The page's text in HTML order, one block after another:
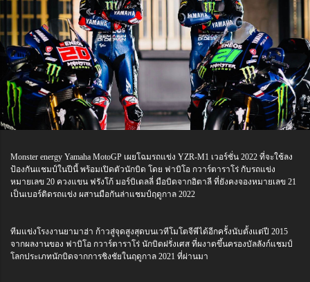
Monster energy Yamaha MotoGP เผยโฉมรถแข่ง YZR-M1 เวอร์ชั่น 2022 ที่จะใช้ลง
ป้องกันแชมป์ในปีนี้ พร้อมเปิดตัวนักบิด โดย ฟาบิโอ กวาร์ตาราโร่ กับรถแข่ง
หมายเลข 20 ควงแขน ฟรังโก้ มอร์บิเดลลี่ มือบิดจากอิตาลี ที่ยังคงจองหมายเลข 21
เป็นเบอร์ติดรถแข่ง ผสานมือกันล่าแชมป์ฤดูกาล 2022
ทีมแข่งโรงงานยามาฮ่า ก้าวสู่จุดสูงสุดบนเวทีโมโตจีพีได้อีกครั้งนับตั้งแต่ปี 2015
จากผลงานของ ฟาบิโอ กวาร์ตาราโร่ นักบิดฝรั่งเศส ที่ผงาดขึ้นครองบัลลังก์แชมป์
โลกประเภทนักบิดจากการชิงชัยในฤดูกาล 2021 ที่ผ่านมา